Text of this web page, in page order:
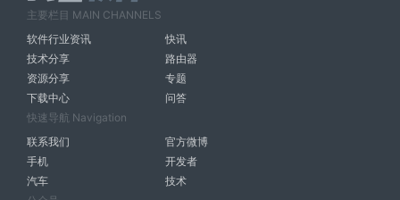
主要栏目 MAIN CHANNELS
软件行业资讯
快讯
技术分享
路由器
资源分享
专题
下载中心
问答
快速导航 Navigation
联系我们
官方微博
手机
开发者
汽车
技术